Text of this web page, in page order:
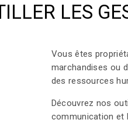
LES
Vous êtes
marchandises ou
des ressources
Découvrez nos
communication et